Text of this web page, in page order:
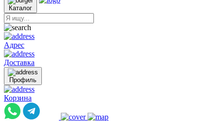
Каталог
Адрес
Доставка
Профиль
Корзина